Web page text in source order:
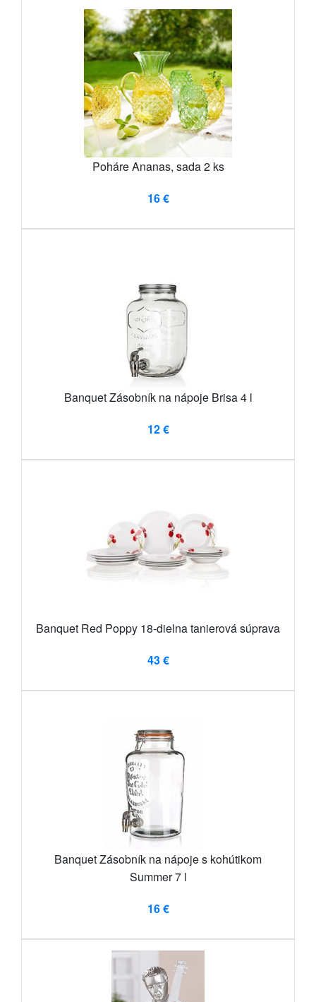
Poháre Ananas, sada 2 ks
16 €
Banquet Zásobník na nápoje Brisa 4 l
12 €
Banquet Red Poppy 18-dielna tanierová súprava
43 €
Banquet Zásobník na nápoje s kohútikom
Summer 7 l
16 €